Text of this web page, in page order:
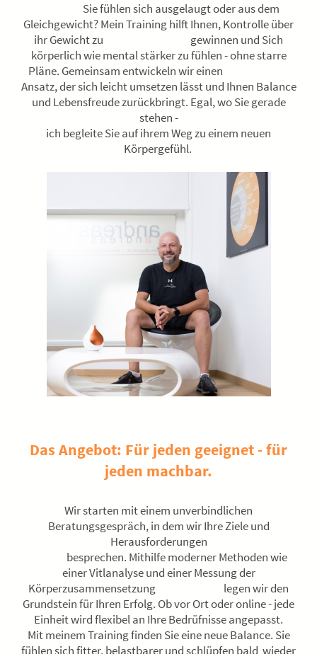
Sie fühlen sich ausgelaugt oder aus dem
Gleichgewicht? Mein Training hilft Ihnen, Kontrolle über
ihr Gewicht zu gewinnen und Sich
körperlich wie mental stärker zu fühlen - ohne starre
Pläne. Gemeinsam entwickeln wir einen
Ansatz, der sich leicht umsetzen lässt und Ihnen Balance
und Lebensfreude zurückbringt. Egal, wo Sie gerade
stehen -
ich begleite Sie auf ihrem Weg zu einem neuen
Körpergefühl.
Das Angebot: Für jeden geeignet - für
jeden machbar.
Wir starten mit einem unverbindlichen
Beratungsgespräch, in dem wir Ihre Ziele und
Herausforderungen
besprechen. Mithilfe moderner Methoden wie
einer Vitlanalyse und einer Messung der
Körperzusammensetzung legen wir den
Grundstein für Ihren Erfolg. Ob vor Ort oder online - jede
Einheit wird flexibel an Ihre Bedrüfnisse angepasst.
Mit meinem Training finden Sie eine neue Balance. Sie
fühlen sich fitter, belastbarer und schlüpfen bald wieder